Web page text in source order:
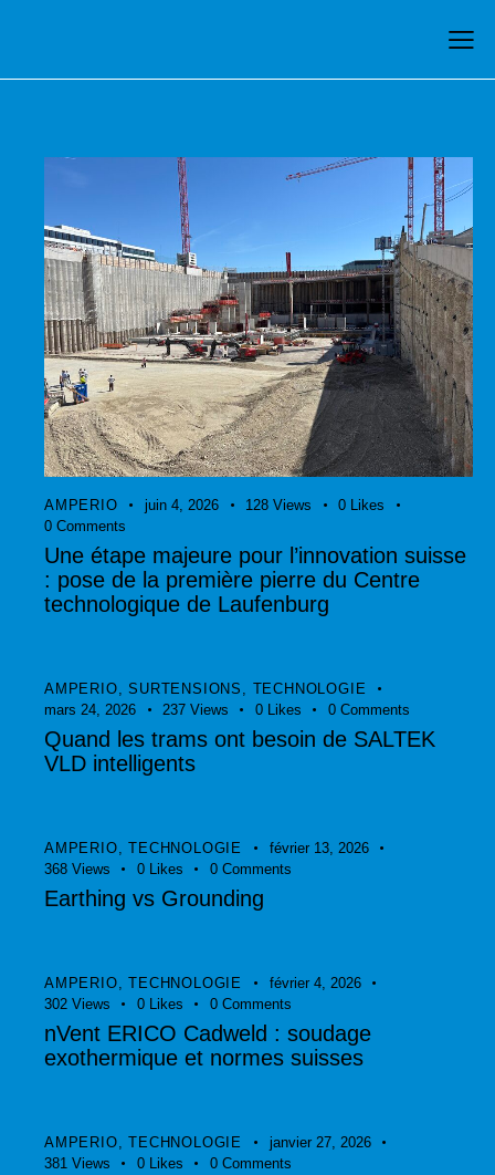
AMPERIO juin 4, 2026 128 Views 0 Likes
0 Comments
Une étape majeure pour l’innovation suisse
: pose de la première pierre du Centre
technologique de Laufenburg
AMPERIO,SURTENSIONS , TECHNOLOGIE
mars 24, 2026
237 Views 0 Likes 0 Comments
Quand les trams ont besoin de SALTEK
VLD intelligents
AMPERIO,TECHNOLOGIE
février 13, 2026
368 Views 0 Likes 0 Comments
Earthing vs Grounding
AMPERIO,TECHNOLOGIE
février 4, 2026
302 Views 0 Likes 0 Comments
nVent ERICO Cadweld : soudage
exothermique et normes suisses
AMPERIO,TECHNOLOGIE
janvier 27, 2026
381 Views 0 Likes 0 Comments